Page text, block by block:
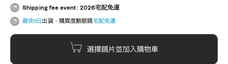
Shipping fee event : 2026宅配免運
最快3日 出貨，購買度數眼鏡宅配免運
選擇鏡片並加入購物車